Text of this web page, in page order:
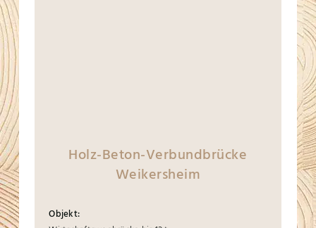
Holz-Beton-Verbundbrücke
Weikersheim
Objekt: